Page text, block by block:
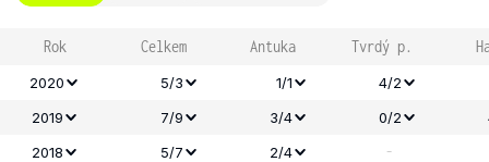
Rok Celkem Antuka Tvrdý p.
2020 5/3 1/1
4/2
2019
7/9 3/4 0/2
2018
5/7 2/4 -